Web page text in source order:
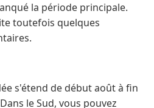
la période principale.
toutefois quelques
s'étend de début août à fin
le Sud, vous pouvez